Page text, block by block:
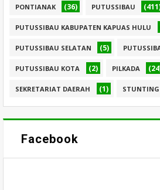
PONTIANAK (36) PUTUSSIBAU
PUTUSSIBAU KABUPATEN KAPUAS HULU
PUTUSSIBAU SELATAN (5)
PUTUSSIBAU KOTA (2) PILKADA
SEKRETARIAT DAERAH (1) STUNTING
Facebook